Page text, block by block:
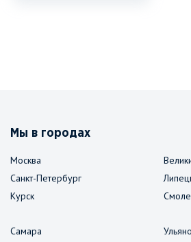
Мы в городах
Москва
Санкт-Петербург
Курск
Самара